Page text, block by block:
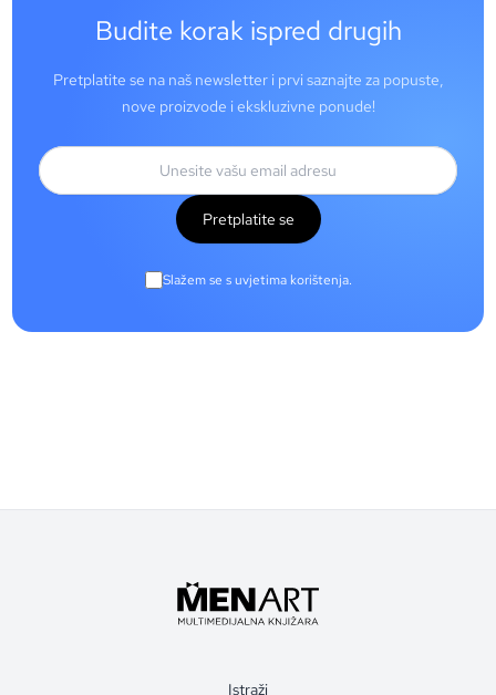
Budite korak ispred drugih
Pretplatite se na naš newsletter i prvi saznajte za popuste,
nove proizvode i ekskluzivne ponude!
Pretplatite se
Slažem se s uvjetima korištenja.
Istraži